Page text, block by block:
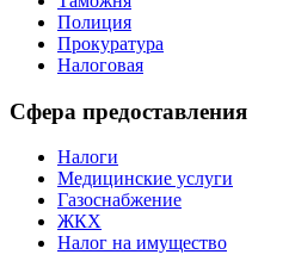
Полиция
Прокуратура
Налоговая
Сфера предоставления
Налоги
Медицинские услуги
Газоснабжение
ЖКХ
Налог на имущество